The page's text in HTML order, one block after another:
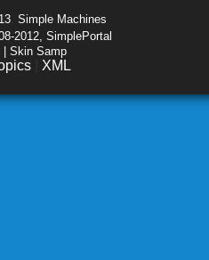
Simple Machines
2012, SimplePortal
| Skin Samp
XML